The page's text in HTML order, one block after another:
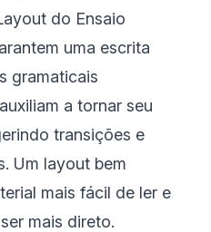
do Ensaio
uma escrita
gramaticais
a tornar seu
transições e
Um layout bem
mais fácil de ler e
mais direto.